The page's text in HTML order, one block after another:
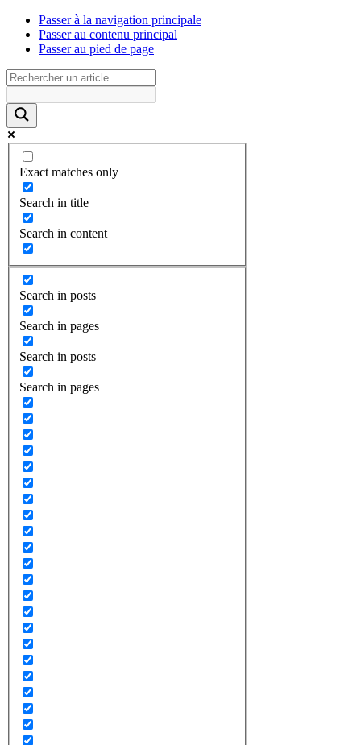
Passer à la navigation principale
Passer au contenu principal
Passer au pied de page
Exact matches only
Search in title
Search in content
Search in posts
Search in pages
Search in posts
Search in pages